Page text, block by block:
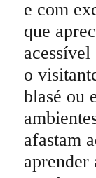
e com
que
o
blasé ou
afastam
aprender